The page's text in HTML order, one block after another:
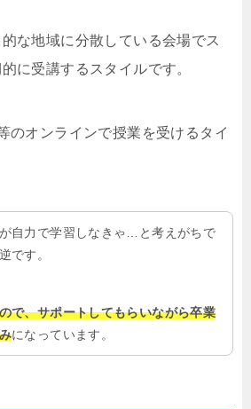
な地域に分散している会場でス
に受講するスタイルです。
のオンラインで授業を受けるタイ
自力で学習しなきゃ…と考えがちで
です。
で、サポートしてもらいながら卒業
になっています。